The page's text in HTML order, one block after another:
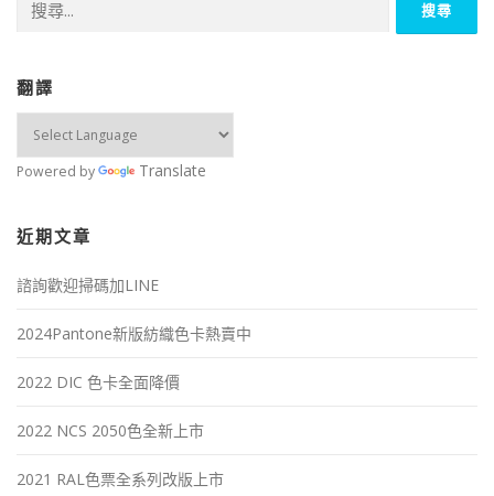
字:
翻譯
Powered by Translate
近期文章
諮詢歡迎掃碼加LINE
2024Pantone新版紡織色卡熱賣中
2022 DIC 色卡全面降價
2022 NCS 2050色全新上市
2021 RAL色票全系列改版上市